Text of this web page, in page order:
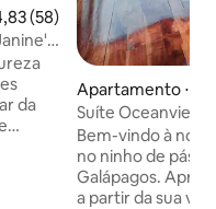
de uma avaliação média
(58)
da
Apartamento ⋅
a
Suíte Oceanview:
Bem-vindo à
no ninho de
Galápagos. Aproveite: ๏ Vista
a partir da sua